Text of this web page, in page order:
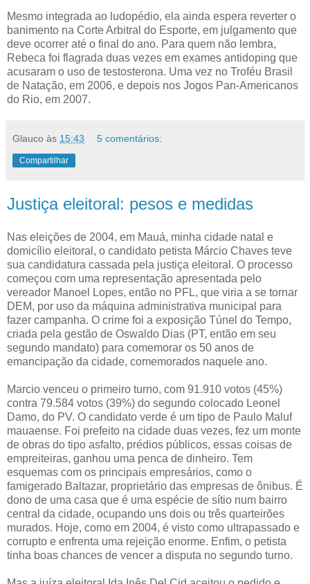
Mesmo integrada ao ludopédio, ela ainda espera reverter o
banimento na Corte Arbitral do Esporte, em julgamento que
deve ocorrer até o final do ano. Para quem não lembra,
Rebeca foi flagrada duas vezes em exames antidoping que
acusaram o uso de testosterona. Uma vez no Troféu Brasil
de Natação, em 2006, e depois nos Jogos Pan-Americanos
do Rio, em 2007.
Glauco às 15:43 5 comentários:
Compartilhar
Justiça eleitoral: pesos e medidas
Nas eleições de 2004, em Mauá, minha cidade natal e
domicílio eleitoral, o candidato petista Márcio Chaves teve
sua candidatura cassada pela justiça eleitoral. O processo
começou com uma representação apresentada pelo
vereador Manoel Lopes, então no PFL, que viria a se tornar
DEM, por uso da máquina administrativa municipal para
fazer campanha. O crime foi a exposição Túnel do Tempo,
criada pela gestão de Oswaldo Dias (PT, então em seu
segundo mandato) para comemorar os 50 anos de
emancipação da cidade, comemorados naquele ano.
Marcio venceu o primeiro turno, com 91.910 votos (45%)
contra 79.584 votos (39%) do segundo colocado Leonel
Damo, do PV. O candidato verde é um tipo de Paulo Maluf
mauaense. Foi prefeito na cidade duas vezes, fez um monte
de obras do tipo asfalto, prédios públicos, essas coisas de
empreiteiras, ganhou uma penca de dinheiro. Tem
esquemas com os principais empresários, como o
famigerado Baltazar, proprietário das empresas de ônibus. É
dono de uma casa que é uma espécie de sítio num bairro
central da cidade, ocupando uns dois ou três quarteirões
murados. Hoje, como em 2004, é visto como ultrapassado e
corrupto e enfrenta uma rejeição enorme. Enfim, o petista
tinha boas chances de vencer a disputa no segundo turno.